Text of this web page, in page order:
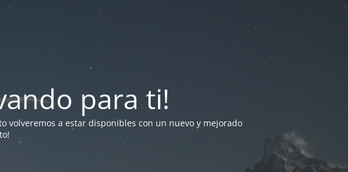
para ti!
a estar disponibles con un nuevo y mejorado